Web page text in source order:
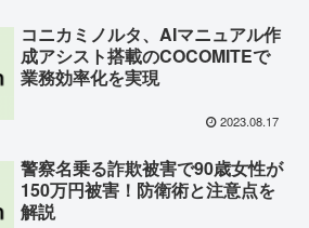
コニカミノルタ、AIマニュアル作
成アシスト搭載のCOCOMITEで
業務効率化を実現
2023.08.17
警察名乗る詐欺被害で90歳女性が
150万円被害！防衛術と注意点を
解説